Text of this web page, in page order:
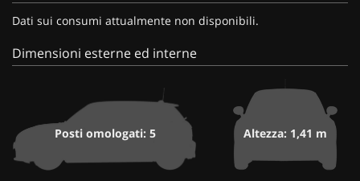
Dati sui consumi attualmente non disponibili.
Dimensioni esterne ed interne
Posti omologati: 5 Altezza: 1,41 m